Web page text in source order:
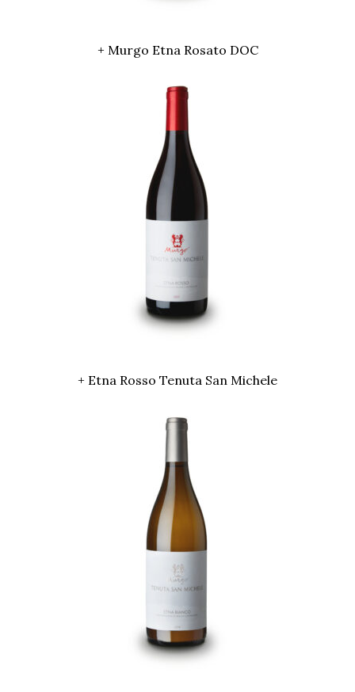
+ Murgo Etna Rosato DOC
+ Etna Rosso Tenuta San Michele